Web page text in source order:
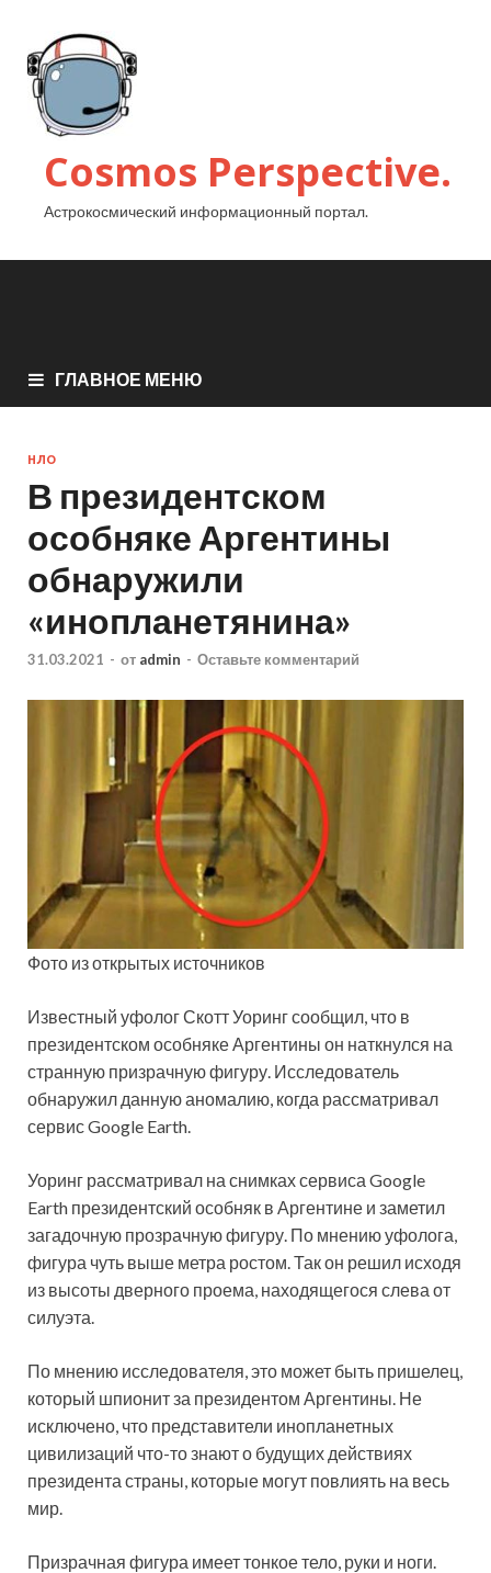
Cosmos Perspective.
Астрокосмический информационный портал.
ГЛАВНОЕ МЕНЮ
НЛО
В президентском
особняке Аргентины
обнаружили
«инопланетянина»
31.03.2021 - от admin - Оставьте комментарий
Фото из открытых источников
Известный уфолог Скотт Уоринг сообщил, что в
президентском особняке Аргентины он наткнулся на
странную призрачную фигуру. Исследователь
обнаружил данную аномалию, когда рассматривал
сервис Google Earth.
Уоринг рассматривал на снимкахсервиса Google
Earth президентский особняк в Аргентине и заметил
загадочную прозрачную фигуру. По мнению уфолога,
фигура чуть выше метра ростом. Так он решил исходя
из высоты дверного проема, находящегося слева от
силуэта.
По мнению исследователя, это может быть пришелец,
который шпионит за президентом Аргентины. Не
исключено, что представители инопланетных
цивилизаций что-то знают о будущих действиях
президента страны, которые могут повлиять на весь
мир.
Призрачная фигура имеет тонкое тело, руки и ноги.